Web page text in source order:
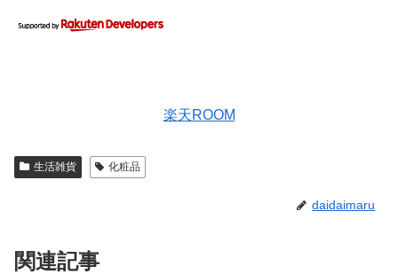
楽天ROOM
生活雑貨 化粧品
daidaimaru
関連記事